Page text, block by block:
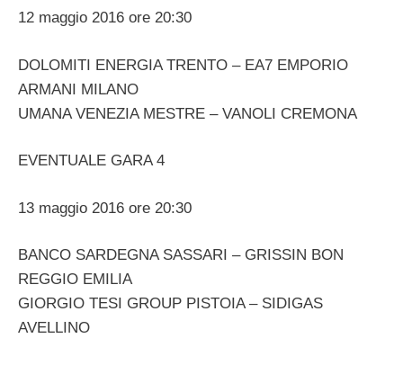
12 maggio 2016 ore 20:30
DOLOMITI ENERGIA TRENTO – EA7 EMPORIO
ARMANI MILANO
UMANA VENEZIA MESTRE – VANOLI CREMONA
EVENTUALE GARA 4
13 maggio 2016 ore 20:30
BANCO SARDEGNA SASSARI – GRISSIN BON
REGGIO EMILIA
GIORGIO TESI GROUP PISTOIA – SIDIGAS
AVELLINO